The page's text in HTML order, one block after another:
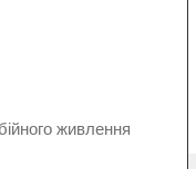
живлення